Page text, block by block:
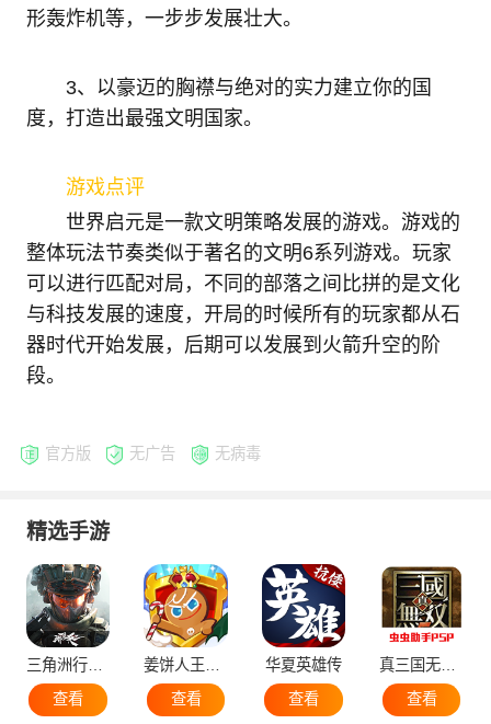
形轰炸机等，一步步发展壮大。
3、以豪迈的胸襟与绝对的实力建立你的国
度，打造出最强文明国家。
游戏点评
世界启元是一款文明策略发展的游戏。游戏的
整体玩法节奏类似于著名的文明6系列游戏。玩家
可以进行匹配对局，不同的部落之间比拼的是文化
与科技发展的速度，开局的时候所有的玩家都从石
器时代开始发展，后期可以发展到火箭升空的阶
段。
官方版 无广告 无病毒
精选手游
三角洲行动手机版
查看
姜饼人王国国际服
查看
华夏英雄传
查看
真三国无双5
查看